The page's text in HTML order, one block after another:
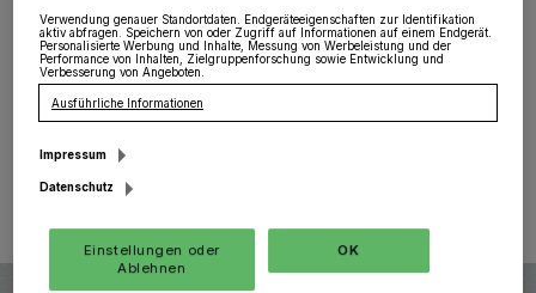
Krützen (Vorsitzender) und Rüdiger Lohmann (Vize-
Vorsitzender) an der Spitze soll sie Stadt- und
Standortmarketing auf ein neues Level führen.
11.03.2018 , 12:27 Uhr
Verwendung genauer Standortdaten. Endgeräteeigenschaften zur Identifikation
aktiv abfragen. Speichern von oder Zugriff auf Informationen auf einem Endgerät.
Personalisierte Werbung und Inhalte, Messung von Werbeleistung und der
Performance von Inhalten, Zielgruppenforschung sowie Entwicklung und
Verbesserung von Angeboten.
Ausführliche Informationen
Impressum
Datenschutz
Einstellungen oder
Ablehnen
OK